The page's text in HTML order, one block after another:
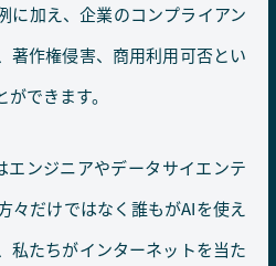
に加え、企業のコンプライアン
著作権侵害、商用利用可否とい
できます。
エンジニアやデータサイエンテ
々だけではなく誰もがAIを使え
私たちがインターネットを当た